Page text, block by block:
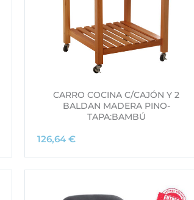
CARRO COCINA C/CAJÓN Y 2
BALDAN MADERA PINO-
TAPA:BAMBÚ
126,64 €